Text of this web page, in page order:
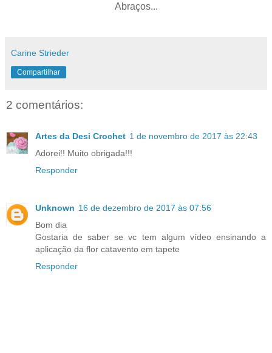
Abraços...
Carine Strieder
Compartilhar
2 comentários:
Artes da Desi Crochet 1 de novembro de 2017 às 22:43
Adorei!! Muito obrigada!!!
Responder
Unknown 16 de dezembro de 2017 às 07:56
Bom dia
Gostaria de saber se vc tem algum vídeo ensinando a
aplicação da flor catavento em tapete
Responder